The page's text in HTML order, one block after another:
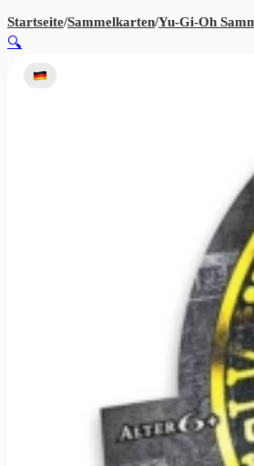
Startseite/Sammelkarten/Yu-Gi-Oh
🔍